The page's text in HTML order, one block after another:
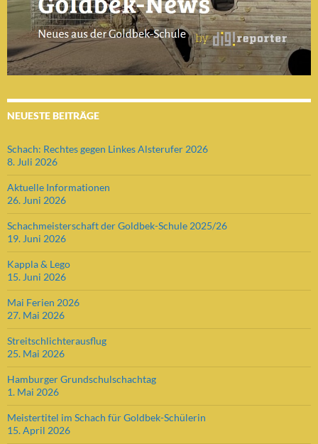
NEUESTE BEITRÄGE
Schach: Rechtes gegen Linkes Alsterufer 2026
8. Juli 2026
Aktuelle Informationen
26. Juni 2026
Schachmeisterschaft der Goldbek-Schule 2025/26
19. Juni 2026
Kappla & Lego
15. Juni 2026
Mai Ferien 2026
27. Mai 2026
Streitschlichterausflug
25. Mai 2026
Hamburger Grundschulschachtag
1. Mai 2026
Meistertitel im Schach für Goldbek-Schülerin
15. April 2026